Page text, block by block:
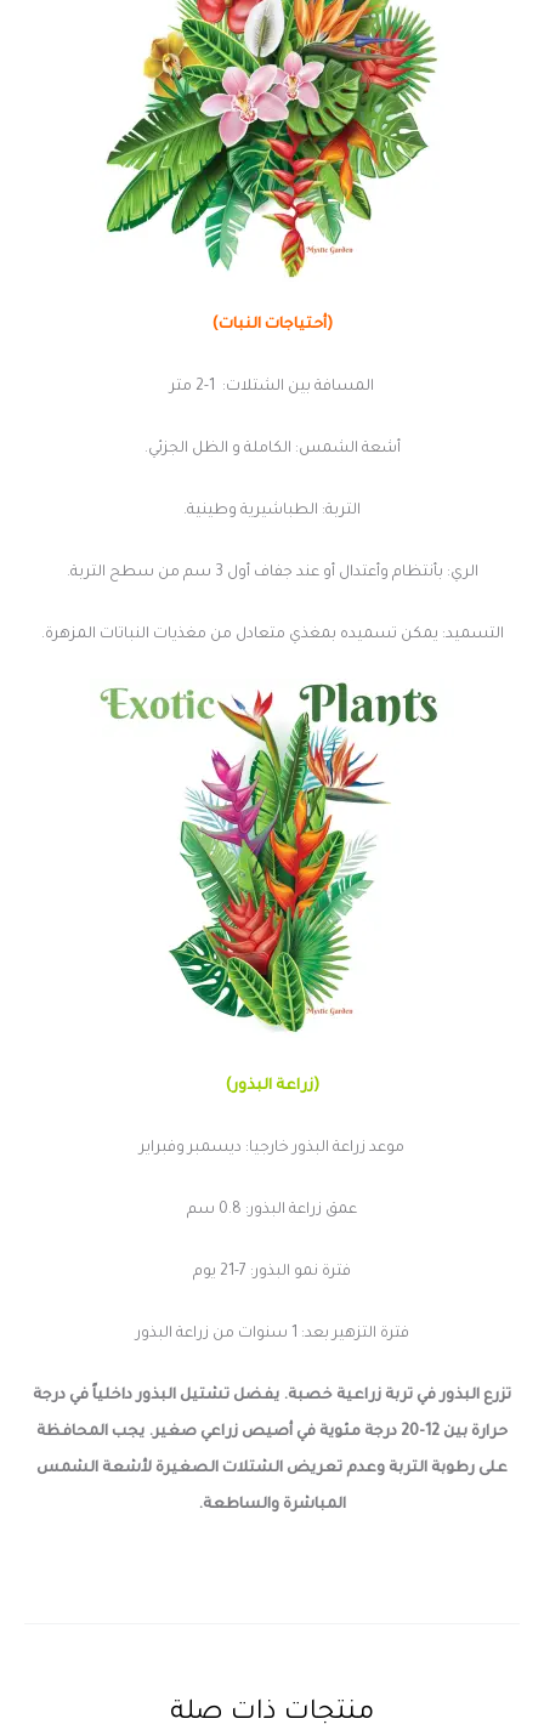
(أحتياجات النبات)
المسافة بين الشتلات: 1-2 متر
أشعة الشمس: الكاملة و الظل الجزئي.
التربة: الطباشيرية وطينية.
الري: بأنتظام وأعتدال أو عند جفاف أول 3 سم من سطح التربة.
التسميد: يمكن تسميده بمغذي متعادل من مغذيات النباتات المزهرة.
(زراعة البذور)
موعد زراعة البذور خارجيا: ديسمبر وفبراير
عمق زراعة البذور: 0.8 سم
فترة نمو البذور: 7-21 يوم
فترة التزهير بعد: 1 سنوات من زراعة البذور
تزرع البذور في تربة زراعية خصبة. يفضل تشتيل البذور داخلياً في درجة
حرارة بين 12-20 درجة مئوية في أصيص زراعي صغير. يجب المحافظة
على رطوبة التربة وعدم تعريض الشتلات الصغيرة لأشعة الشمس
المباشرة والساطعة.
منتجات ذات صلة